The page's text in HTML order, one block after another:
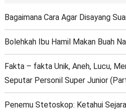
Bagaimana Cara Agar Disayang
Bolehkah Ibu Hamil Makan Buah
Fakta – fakta Unik, Aneh, Lucu,
Seputar Personil Super Junior
Penemu Stetoskop: Ketahui